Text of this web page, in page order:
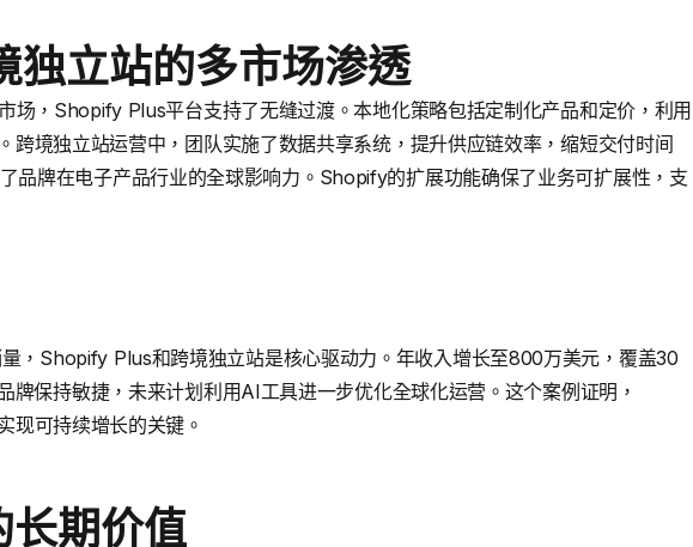
独立站的多市场渗透
场，Shopify Plus平台支持了无缝过渡。本地化策略包括定制化产品和定价，利用
境独立站运营中，团队实施了数据共享系统，提升供应链效率，缩短交付时间
品牌在电子产品行业的全球影响力。Shopify的扩展功能确保了业务可扩展性，支
，Shopify Plus和跨境独立站是核心驱动力。年收入增长至800万美元，覆盖30
保持敏捷，未来计划利用AI工具进一步优化全球化运营。这个案例证明，
现可持续增长的关键。
期价值